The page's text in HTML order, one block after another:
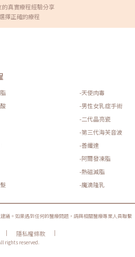
真實療程經驗分享
擇正確的療程
-天使肉毒
-男性女乳症手術
-二代晶亮瓷
-第三代海芙音波
-善纖達
-阿爾發凍脂
-熱磁減脂
-魔滴隆乳
議。如果遇到任何的醫療問題，請與相關醫療專業人員聯繫
| 隱私權條款
|
rights reserved.